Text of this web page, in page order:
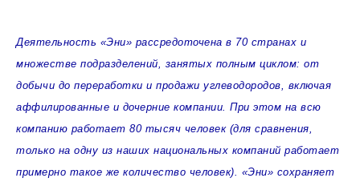
Деятельность «Эни» рассредоточена в 70 странах и
множестве подразделений, занятых полным циклом: от
добычи до переработки и продажи углеводородов, включая
аффилированные и дочерние компании. При этом на всю
компанию работает 80 тысяч человек (для сравнения,
только на одну из наших национальных компаний работает
примерно такое же количество человек). «Эни» сохраняет